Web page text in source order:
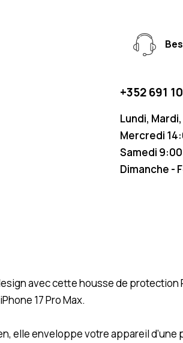
+352 691
Lundi,
Mercredi
Samedi
Dimanche -
avec cette housse de protection
17 Pro Max.
elle enveloppe votre appareil